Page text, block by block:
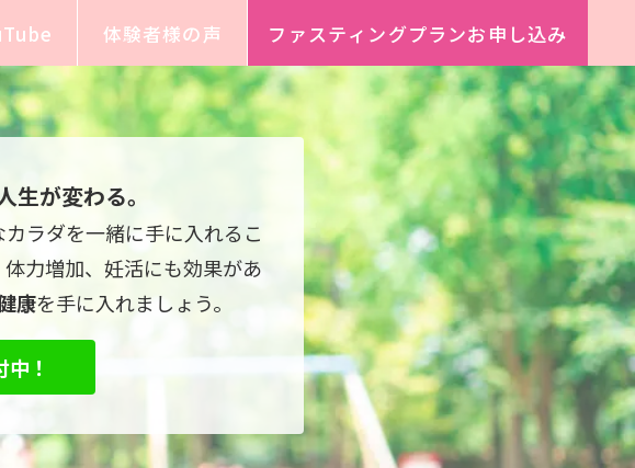
体験者様の声 ファスティングプランお申し込み
が変わる。
ラダを一緒に手に入れるこ
力増加、妊活にも効果があ
康を手に入れましょう。
！